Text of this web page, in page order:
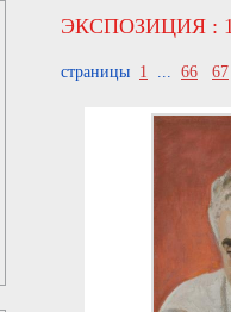
ЭКСПОЗИЦИЯ :
страницы 1 ... 66 67